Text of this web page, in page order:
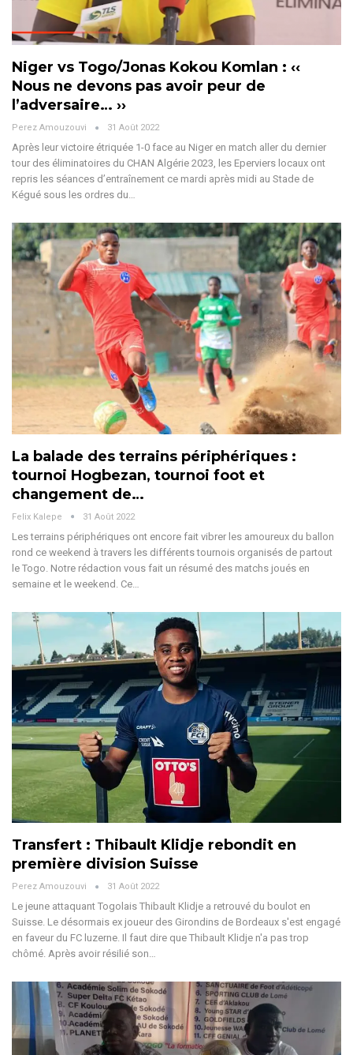
Niger vs Togo/Jonas Kokou Komlan : ‹‹
Nous ne devons pas avoir peur de
l’adversaire… ››
Perez Amouzouvi 31 Août 2022
Après leur victoire étriquée 1-0 face au Niger en match aller du dernier
tour des éliminatoires du CHAN Algérie 2023, les Eperviers locaux ont
repris les séances d’entraînement ce mardi après midi au Stade de
Kégué sous les ordres du…
La balade des terrains périphériques :
tournoi Hogbezan, tournoi foot et
changement de…
Felix Kalepe 31 Août 2022
Les terrains périphériques ont encore fait vibrer les amoureux du ballon
rond ce weekend à travers les différents tournois organisés de partout
le Togo. Notre rédaction vous fait un résumé des matchs joués en
semaine et le weekend. Ce…
Transfert : Thibault Klidje rebondit en
première division Suisse
Perez Amouzouvi 31 Août 2022
Le jeune attaquant Togolais Thibault Klidje a retrouvé du boulot en
Suisse. Le désormais ex joueur des Girondins de Bordeaux s'est engagé
en faveur du FC luzerne. Il faut dire que Thibault Klidje n'a pas trop
chômé. Après avoir résilié son…